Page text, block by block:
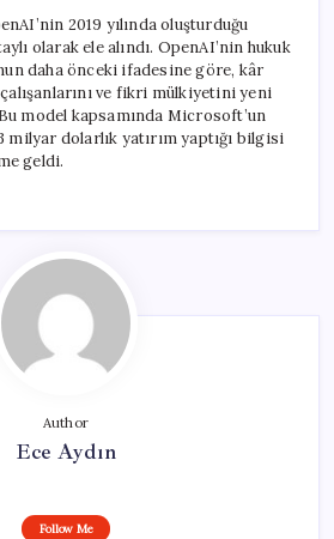
2019 yılında oluşturduğu
olarak ele alındı. OpenAI’nin hukuk
daha önceki ifadesine göre, kâr
ve fikri mülkiyetini yeni
model kapsamında Microsoft’un
milyar dolarlık yatırım yaptığı bilgisi
geldi.
Author
Ece Aydın
Follow Me